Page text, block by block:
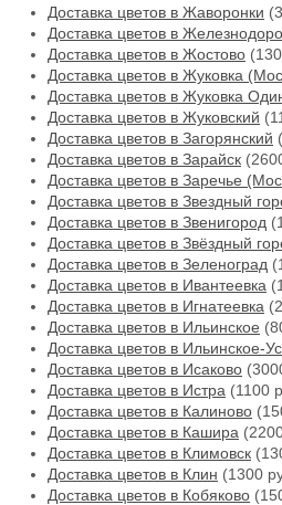
Доставка цветов в Жаворонки
Доставка цветов в
Доставка цветов в Жостово
Доставка цветов в Жуковка
Доставка цветов в Жуковка
Доставка цветов в Жуковский
Доставка цветов в Загорянский
Доставка цветов в Зарайск
Доставка цветов в Заречье
Доставка цветов в Звездный
Доставка цветов в Звенигород
Доставка цветов в Звёздный
Доставка цветов в Зеленоград
Доставка цветов в Ивантеевка
Доставка цветов в Игнатеевка
Доставка цветов в Ильинское
Доставка цветов в Ильинское-
Доставка цветов в Исаково
Доставка цветов в Истра (1100
Доставка цветов в Калиново
Доставка цветов в Кашира
Доставка цветов в Климовск
Доставка цветов в Клин (1300
Доставка цветов в Кобяково